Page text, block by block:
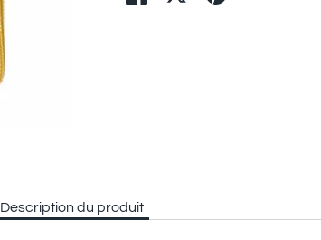
Description du produit